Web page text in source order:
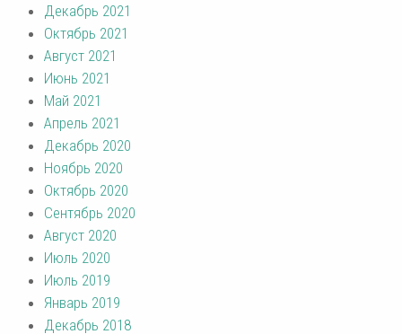
Декабрь 2021
Октябрь 2021
Август 2021
Июнь 2021
Май 2021
Апрель 2021
Декабрь 2020
Ноябрь 2020
Октябрь 2020
Сентябрь 2020
Август 2020
Июль 2020
Июль 2019
Январь 2019
Декабрь 2018